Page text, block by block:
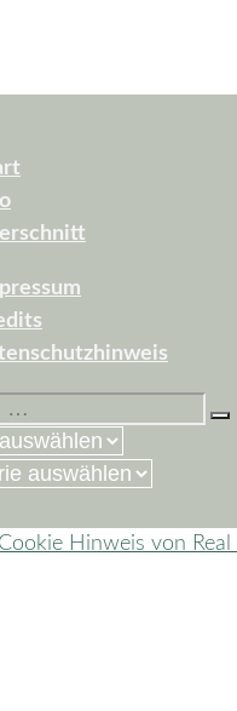
Hinweis von